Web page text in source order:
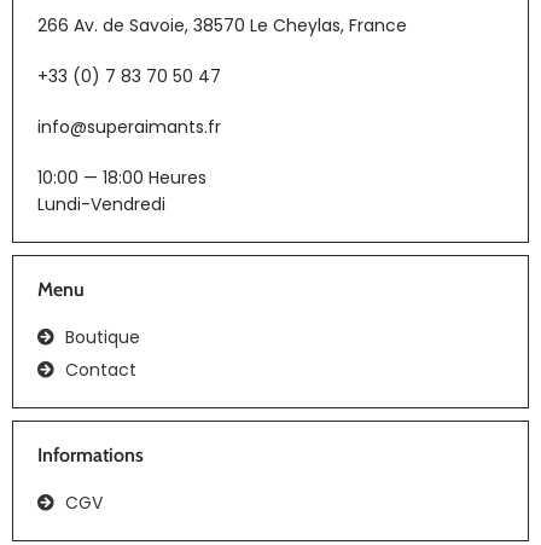
266 Av. de Savoie, 38570 Le Cheylas, France
+33 (0) 7 83 70 50 47
info@superaimants.fr
10:00 — 18:00 Heures
Lundi-Vendredi
Menu
Boutique
Contact
Informations
CGV